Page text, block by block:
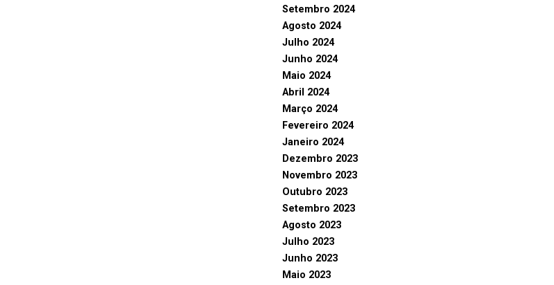
Setembro 2024
Agosto 2024
Julho 2024
Junho 2024
Maio 2024
Abril 2024
Março 2024
Fevereiro 2024
Janeiro 2024
Dezembro 2023
Novembro 2023
Outubro 2023
Setembro 2023
Agosto 2023
Julho 2023
Junho 2023
Maio 2023